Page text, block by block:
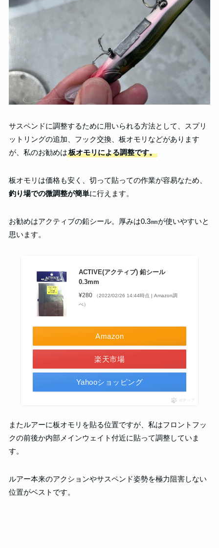
サスペンドに調整するために用いられる方法として、スプリ
ットリングの追加、フック交換、板オモリなどがあります
が、私のお勧めは板オモリによる調整です。
板オモリは価格も安く、切って貼っての作業が容易なため、
釣り場での微調整が簡単に行えます。
お勧めはアクティブの鉛シール。厚みは0.3㎜が使いやすいと
思います。
ACTIVE(アクティブ) 鉛シール
0.3mm
¥280
（2022/02/26 14:44時点 | Amazon調
べ）
Amazon
楽天市場
Yahooショッピング
ポチップ
またルアーに板オモリを貼る位置ですが、私はフロントフッ
クの前後か内部メインウェイト付近に貼って調整していま
す。
ルアー本来のアクションやサスペンド姿勢を極力阻害しない
位置がベストです。